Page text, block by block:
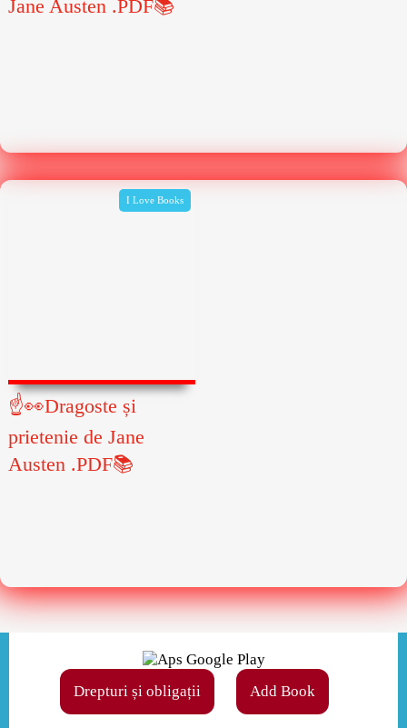
Jane Austen .PDF📚
I Love Books
☝👀Dragoste și
prietenie de Jane
Austen .PDF📚
Drepturi și obligații Add Book